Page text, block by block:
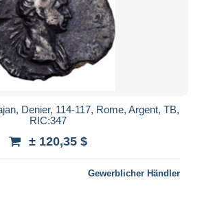
Denier, 114-117, Rome, Argent, TB,
RIC:347
± 120,35 $
Gewerblicher Händler